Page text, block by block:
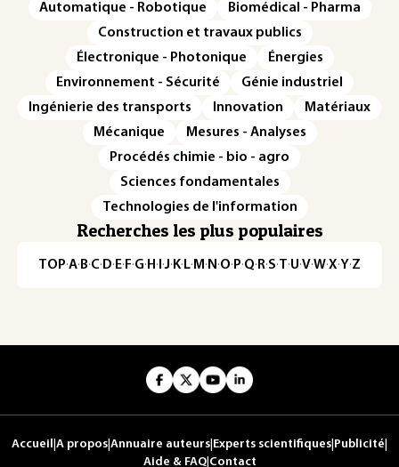
Automatique - Robotique
Biomédical - Pharma
Construction et travaux publics
Électronique - Photonique
Énergies
Environnement - Sécurité
Génie industriel
Ingénierie des transports
Innovation
Matériaux
Mécanique
Mesures - Analyses
Procédés chimie - bio - agro
Sciences fondamentales
Technologies de l'information
Recherches les plus populaires
TOP·A·B·C· D· E· F·G· H · ·J· K· L· M · N ·O· P·Q· R·S·T·U·V·W·X·Y·Z
Accueil A propos Annuaire auteurs Experts scientifiques Publicité
Aide & FAQ| Contact